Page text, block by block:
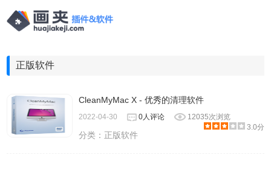
正版软件
CleanMyMac X - 优秀的清理软件
2022-04-30 0人评论
12035次浏览
3.0分
分类： 正版软件